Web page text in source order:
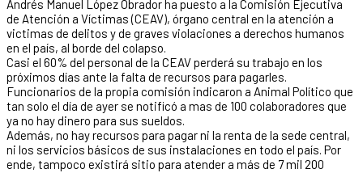
Andrés Manuel López Obrador ha puesto a la Comisión Ejecutiva
de Atención a Víctimas (CEAV), órgano central en la atención a
victimas de delitos y de graves violaciones a derechos humanos
en el país, al borde del colapso.
Casi el 60% del personal de la CEAV perderá su trabajo en los
próximos días ante la falta de recursos para pagarles.
Funcionarios de la propia comisión indicaron a Animal Político que
tan solo el día de ayer se notificó a mas de 100 colaboradores que
ya no hay dinero para sus sueldos.
Además, no hay recursos para pagar ni la renta de la sede central,
ni los servicios básicos de sus instalaciones en todo el país. Por
ende, tampoco existirá sitio para atender a más de 7 mil 200